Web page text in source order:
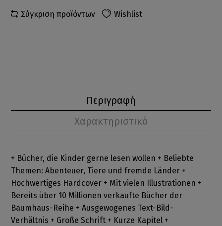
Σύγκριση προϊόντων Wishlist
Περιγραφή
Χαρακτηριστικά
+ Bücher, die Kinder gerne lesen wollen + Beliebte
Themen: Abenteuer, Tiere und fremde Länder +
Hochwertiges Hardcover + Mit vielen Illustrationen +
Bereits über 10 Millionen verkaufte Bücher der
Baumhaus-Reihe + Ausgewogenes Text-Bild-
Verhältnis + Große Schrift + Kurze Kapitel +